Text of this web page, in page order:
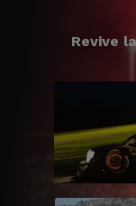
Revive